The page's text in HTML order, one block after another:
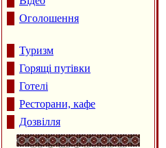
Оголошення
Туризм
Горящі путівки
Готелі
Ресторани, кафе
Дозвілля